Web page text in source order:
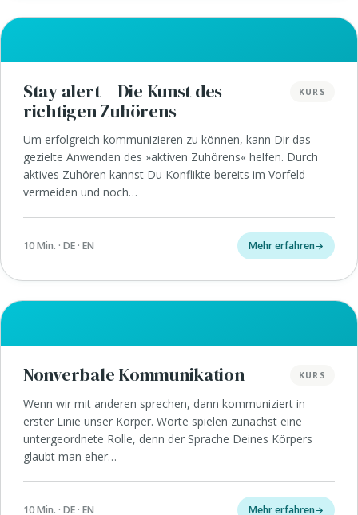
Stay alert – Die Kunst des
richtigen Zuhörens
KURS
Um erfolgreich kommunizieren zu können, kann Dir das
gezielte Anwenden des »aktiven Zuhörens« helfen. Durch
aktives Zuhören kannst Du Konflikte bereits im Vorfeld
vermeiden und noch…
10 Min. · DE · EN Mehr erfahren
Nonverbale Kommunikation KURS
Wenn wir mit anderen sprechen, dann kommuniziert in
erster Linie unser Körper. Worte spielen zunächst eine
untergeordnete Rolle, denn der Sprache Deines Körpers
glaubt man eher…
10 Min. · DE · EN Mehr erfahren